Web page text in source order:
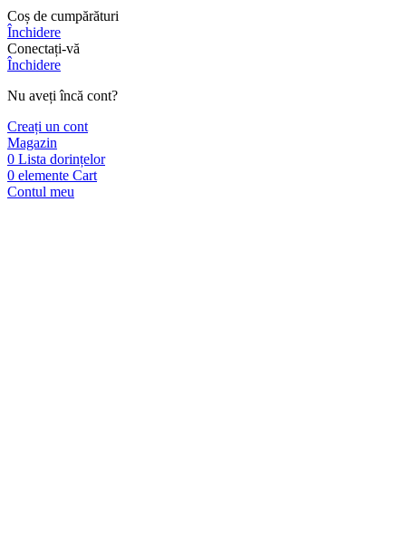
Coș de cumpărături
Închidere
Conectați-vă
Închidere
Nu aveți încă cont?
Creați un cont
Magazin
0 Lista dorințelor
0 elemente Cart
Contul meu